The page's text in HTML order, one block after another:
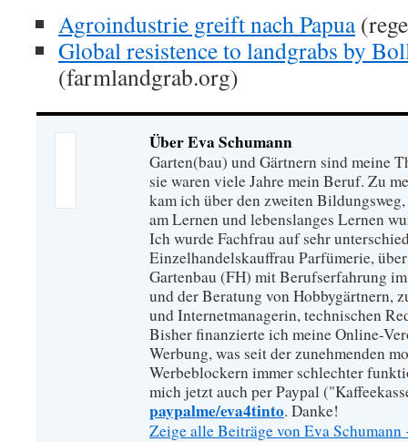
Agroindustrie greift nach Papua
Global resistence to landgrabs by
(farmlandgrab.org)
Über Eva Schumann
Garten(bau) und Gärtnern sind meine
sie waren viele Jahre mein Beruf. Zu
kam ich über den zweiten
am Lernen und lebenslanges Lernen
Ich wurde Fachfrau auf sehr
Einzelhandelskauffrau Parfümerie,
Gartenbau (FH) mit Berufserfahrung
und der Beratung von Hobbygärtnern,
und Internetmanagerin, technischen
Bisher finanzierte ich meine Online-
Werbung, was seit der zunehmenden
Werbeblockern immer schlechter
mich jetzt auch per Paypal
paypalme/eva4tinto. Danke!
Zeige alle Beiträge von Eva Schumann